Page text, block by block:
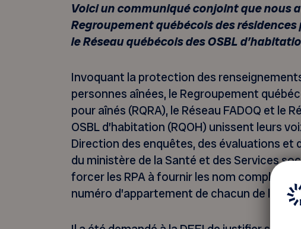
Voici un communiqué conjoint que nous
Regroupement québécois des résidences
le Réseau québécois des OSBL
Invoquant la protection des
personnes aînées, le Regroupement
pour aînés (RQRA), le Réseau FADOQ et le
OSBL d’habitation (RQOH) unissent leurs
Direction des enquêtes, des évaluations et
du ministère de la Santé et des Services
forcer les RPA à fournir les nom complet,
numéro d’appartement de chacun de leurs